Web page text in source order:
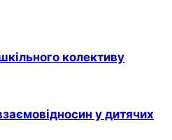
колективу
у дитячих